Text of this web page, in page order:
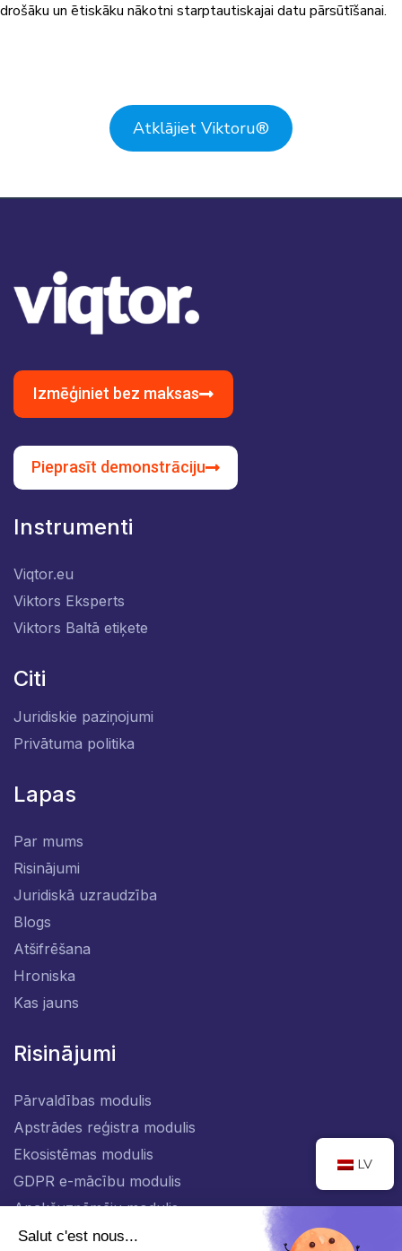
drošāku un ētiskāku nākotni starptautiskajai datu pārsūtīšanai.
Atklājiet Viktoru®
Izmēģiniet bez maksas
Pieprasīt demonstrāciju
Instrumenti
Viqtor.eu
Viktors Eksperts
Viktors Baltā etiķete
Citi
Juridiskie paziņojumi
Privātuma politika
Lapas
Par mums
Risinājumi
Juridiskā uzraudzība
Blogs
Atšifrēšana
Hroniska
Kas jauns
Risinājumi
Pārvaldības modulis
Apstrādes reģistra modulis
Ekosistēmas modulis
GDPR e-mācību modulis
Apakšuzņēmēju modulis
LV